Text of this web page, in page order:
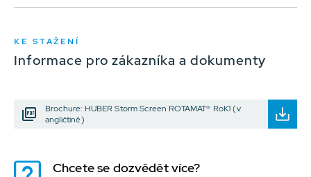
KE STAŽENÍ
Informace pro zákazníka a dokumenty
Brochure: HUBER Storm Screen ROTAMAT® RoK1 (v
angličtině)
Chcete se dozvědět více?